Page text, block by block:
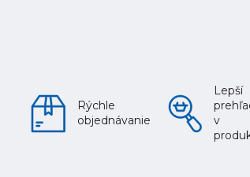
Rýchle
objednávanie
Lepší
v